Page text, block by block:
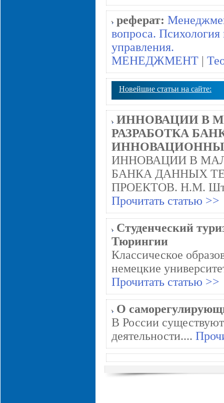
реферат:
вопроса.
управления.
МЕНЕДЖМЕНТ |
Новейшие статьи на сайте:
ИННОВАЦИИ В
РАЗРАБОТКА
ИННОВАЦИИ В
БАНКА ДАННЫХ
ПРОЕКТОВ. Н.М.
Прочитать статью >>
Студенческий
Тюрингии
Классическое
немецкие
Прочитать статью >>
О
В России
деятельности....